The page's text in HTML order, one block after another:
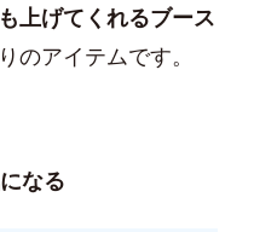
上げてくれるブース
のアイテムです。
なる